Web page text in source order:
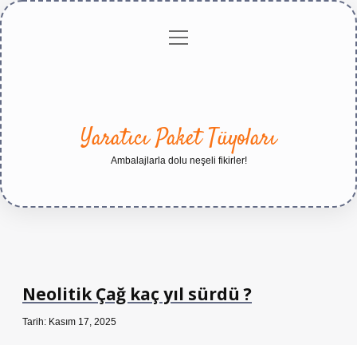
Gizlilikmenüyü
Yaratıcı Paket Tüyoları
Ambalajlarla dolu neşeli fikirler!
Neolitik Çağ kaç yıl sürdü ?
Tarih: Kasım 17, 2025